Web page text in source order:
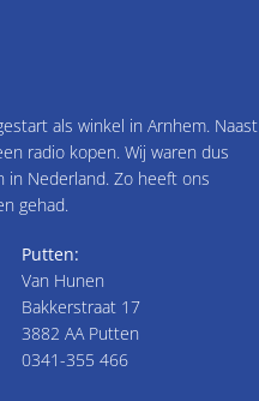
als winkel in Arnhem. Naast
radio kopen. Wij waren dus
in Nederland. Zo heeft ons
gehad.
Putten:
Van Hunen
Bakkerstraat 17
3882 AA Putten
0341-355 466